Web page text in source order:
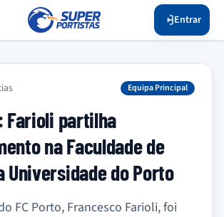
Entrar
Equipa Principal
Farioli partilha
na Faculdade de
Universidade do Porto
FC Porto, Francesco Farioli, foi